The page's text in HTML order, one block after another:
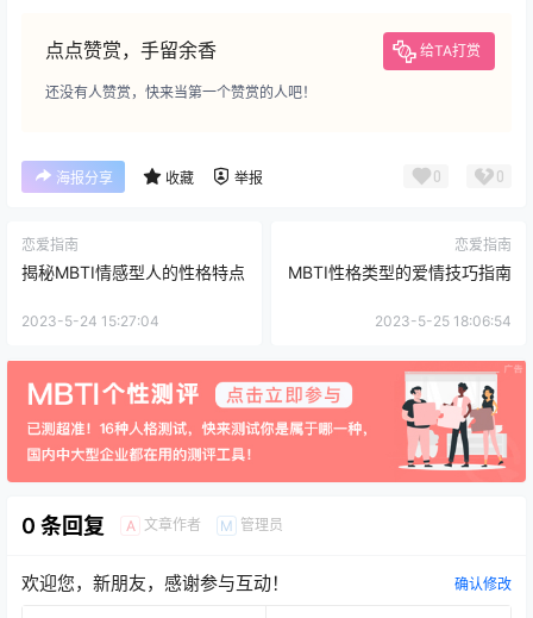
点点赞赏，手留余香 给TA打赏
还没有人赞赏，快来当第一个赞赏的人吧！
海报分享 收藏 举报 0 0
恋爱指南
揭秘MBTI情感型人的性格特点
2023-5-24 15:27:04
恋爱指南
MBTI性格类型的爱情技巧指南
2023-5-25 18:06:54
0 条回复 A 文章作者 M 管理员
欢迎您，新朋友，感谢参与互动！ 确认修改